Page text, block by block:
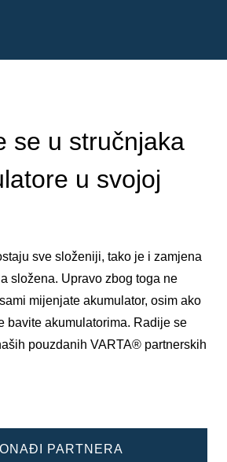
se u stručnjaka
u svojoj
sve složeniji, tako je i zamjena
složena. Upravo zbog toga ne
mijenjate akumulator, osim ako
bavite akumulatorima. Radije se
pouzdanih VARTA® partnerskih
PARTNERA